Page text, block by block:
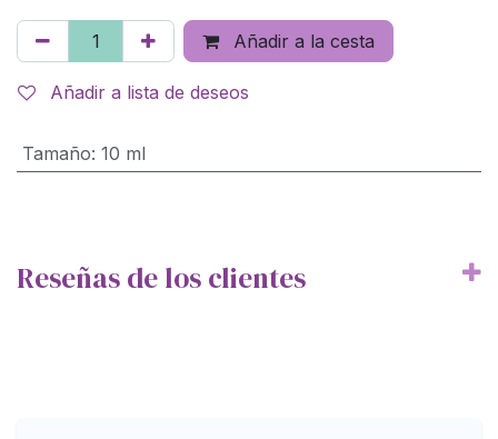
Añadir a la cesta
Añadir a lista de deseos
Tamaño: 10 ml
Reseñas de los clientes